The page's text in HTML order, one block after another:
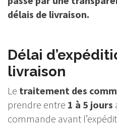
délais de livraison.
Délai
livraison
Le traitement des
prendre entre 1 à 5 jours
commande avant